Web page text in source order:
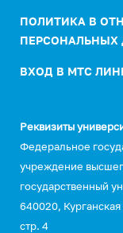
ПОЛИТИКА В
ВХОД В МТС
Реквизиты
Федеральное
учреждение
государственный
640020,
стр. 4